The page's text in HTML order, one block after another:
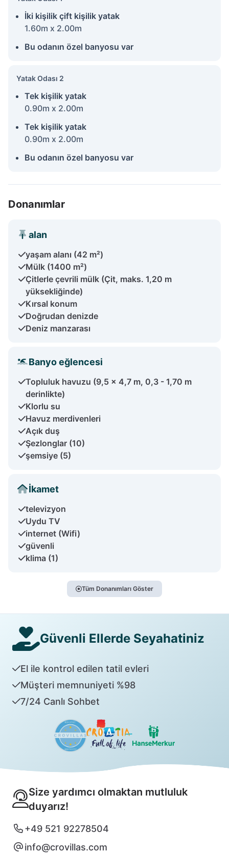
İki kişilik çift kişilik yatak
1.60m x 2.00m
Bu odanın özel banyosu var
Yatak Odası 2
Tek kişilik yatak
0.90m x 2.00m
Tek kişilik yatak
0.90m x 2.00m
Bu odanın özel banyosu var
Donanımlar
alan
yaşam alanı (42 m²)
Mülk (1400 m²)
Çitlerle çevrili mülk (Çit, maks. 1,20 m
yüksekliğinde)
Kırsal konum
Doğrudan denizde
Deniz manzarası
Banyo eğlencesi
Topluluk havuzu (9,5 x 4,7 m, 0,3 - 1,70 m
derinlikte)
Klorlu su
Havuz merdivenleri
Açık duş
Şezlonglar (10)
şemsiye (5)
İkamet
televizyon
Uydu TV
internet (Wifi)
güvenli
klima (1)
Tüm Donanımları Göster
Güvenli Ellerde Seyahatiniz
El ile kontrol edilen tatil evleri
Müşteri memnuniyeti %98
7/24 Canlı Sohbet
Size yardımcı olmaktan mutluluk
duyarız!
+49 521 92278504
info@crovillas.com